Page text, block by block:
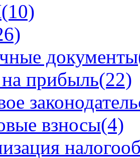
(10)
документы
прибыль(22)
взносы(4)